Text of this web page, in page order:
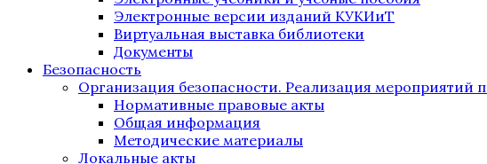
Электронные версии изданий КУКИиТ
Виртуальная выставка библиотеки
Документы
Безопасность
Организация безопасности. Реализация мероприятий
Нормативные правовые акты
Общая информация
Методические материалы
Локальные акты